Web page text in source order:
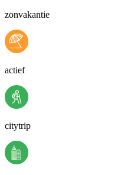
zonvakantie
actief
citytrip